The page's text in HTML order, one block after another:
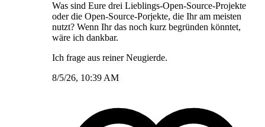
Was sind Eure drei Lieblings-Open-Source-Projekte
oder die Open-Source-Porjekte, die Ihr am meisten
nutzt? Wenn Ihr das noch kurz begründen könntet,
wäre ich dankbar.
Ich frage aus reiner Neugierde.
8/5/26, 10:39 AM